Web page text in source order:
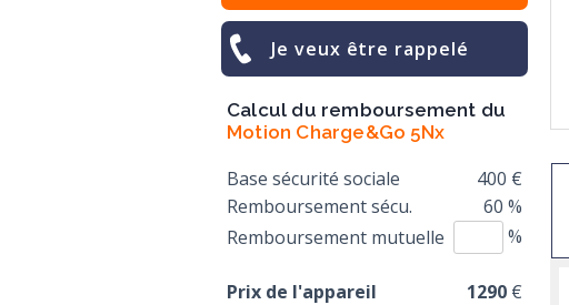
Je veux être rappelé
Calcul du remboursement du
Motion Charge&Go 5Nx
Base sécurité sociale
400 €
Remboursement sécu.
60 %
Remboursement mutuelle
%
Prix de l'appareil 1290 €